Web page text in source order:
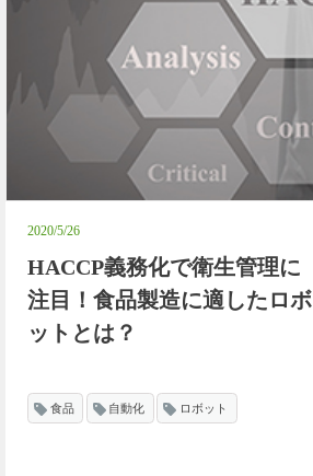
2020/5/26
HACCP義務化で衛生管理に
注目！食品製造に適したロボ
ットとは？
食品 自動化 ロボット